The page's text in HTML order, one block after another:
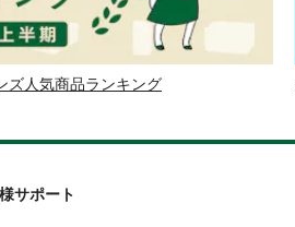
ズ人気商品ランキング
サポート